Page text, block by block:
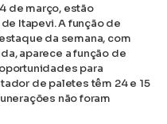
de março, estão
Itapevi. A função de
da semana, com
aparece a função de
para
de paletes têm 24 e 15
não foram